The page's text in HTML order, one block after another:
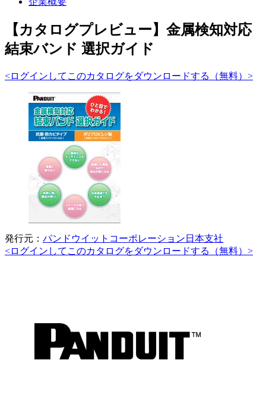
【カタログプレビュー】金属検知対応
結束バンド 選択ガイド
<ログインしてこのカタログをダウンロードする（無料）>
発行元： パンドウイットコーポレーション日本支社
<ログインしてこのカタログをダウンロードする（無料）>